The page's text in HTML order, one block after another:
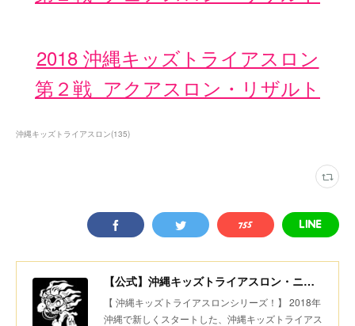
2018 沖縄キッズトライアスロン
第２戦 アクアスロン・リザルト
沖縄キッズトライアスロン(135)
【公式】沖縄キッズトライアスロン・ニコニコちびっ子デュアスロン・美ら島スポーツ
【 沖縄キッズトライアスロンシリーズ！】 2018年
沖縄で新しくスタートした、沖縄キッズトライアス